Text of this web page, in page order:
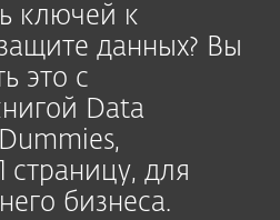
ключей к
данных? Вы
это с
Data
страницу, для
бизнеса.